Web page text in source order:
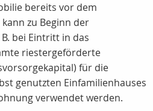
bereits vor dem
zu Beginn der
bei Eintritt in das
riestergeförderte
für die
genutzten Einfamilienhauses
verwendet werden.